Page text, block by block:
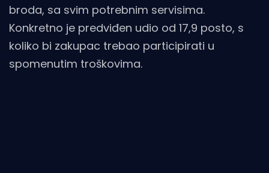
broda, sa svim potrebnim servisima.
Konkretno je predviđen udio od 17,9 posto, s
koliko bi zakupac trebao participirati u
spomenutim troškovima.